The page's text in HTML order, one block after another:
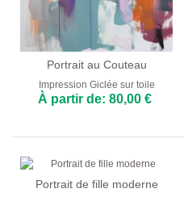
Portrait au Couteau
Impression Giclée sur toile
À partir de: 80,00 €
Portrait de fille moderne